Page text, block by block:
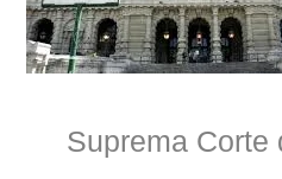
Suprema Corte